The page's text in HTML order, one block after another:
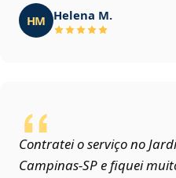
HM Helena M.
Contratei o serviço no
Campinas‑SP e fiquei